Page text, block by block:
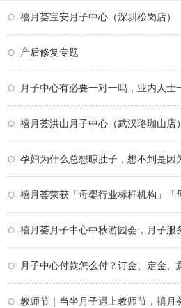
禧月荟宝安月子中心（深圳松岗店）
产后修复专题
禧月荟洪山月子中心（武汉珞珈山店）